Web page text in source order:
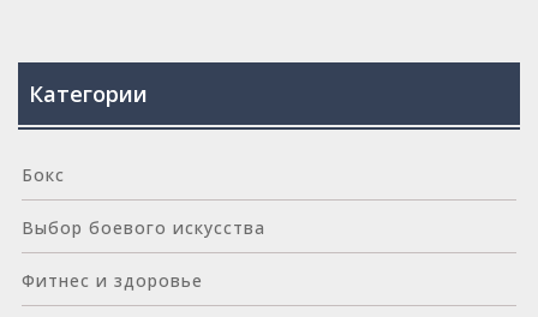
Категории
Бокс
Выбор боевого искусства
Фитнес и здоровье